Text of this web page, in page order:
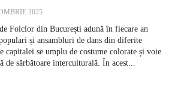
2025
Folclor din București adună în fiecare an
și ansambluri de dans din diferite
se umplu de costume colorate și voie
de sărbătoare interculturală. În acest...